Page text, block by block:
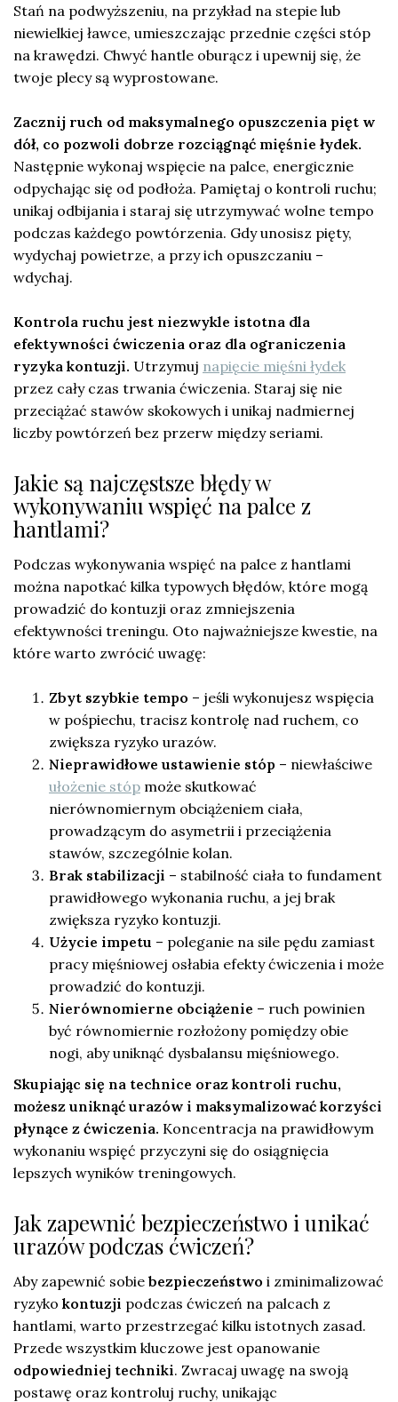
Stań na podwyższeniu, na przykład na stepie lub
niewielkiej ławce, umieszczając przednie części stóp
na krawędzi. Chwyć hantle oburącz i upewnij się, że
twoje plecy są wyprostowane.
Zacznij ruch od maksymalnego opuszczenia pięt w
dół, co pozwoli dobrze rozciągnąć mięśnie łydek.
Następnie wykonaj wspięcie na palce, energicznie
odpychając się od podłoża. Pamiętaj o kontroli ruchu;
unikaj odbijania i staraj się utrzymywać wolne tempo
podczas każdego powtórzenia. Gdy unosisz pięty,
wydychaj powietrze, a przy ich opuszczaniu –
wdychaj.
Kontrola ruchu jest niezwykle istotna dla
efektywności ćwiczenia oraz dla ograniczenia
ryzyka kontuzji. Utrzymuj napięcie mięśni łydek
przez cały czas trwania ćwiczenia. Staraj się nie
przeciążać stawów skokowych i unikaj nadmiernej
liczby powtórzeń bez przerw między seriami.
Jakie są najczęstsze błędy w
wykonywaniu wspięć na palce z
hantlami?
Podczas wykonywania wspięć na palce z hantlami
można napotkać kilka typowych błędów, które mogą
prowadzić do kontuzji oraz zmniejszenia
efektywności treningu. Oto najważniejsze kwestie, na
które warto zwrócić uwagę:
Zbyt szybkie tempo – jeśli wykonujesz wspięcia
w pośpiechu, tracisz kontrolę nad ruchem, co
zwiększa ryzyko urazów.
Nieprawidłowe ustawienie stóp – niewłaściwe
ułożenie stóp może skutkować
nierównomiernym obciążeniem ciała,
prowadzącym do asymetrii i przeciążenia
stawów, szczególnie kolan.
Brak stabilizacji – stabilność ciała to fundament
prawidłowego wykonania ruchu, a jej brak
zwiększa ryzyko kontuzji.
Użycie impetu – poleganie na sile pędu zamiast
pracy mięśniowej osłabia efekty ćwiczenia i może
prowadzić do kontuzji.
Nierównomierne obciążenie – ruch powinien
być równomiernie rozłożony pomiędzy obie
nogi, aby uniknąć dysbalansu mięśniowego.
Skupiając się na technice oraz kontroli ruchu,
możesz uniknąć urazów i maksymalizować korzyści
płynące z ćwiczenia. Koncentracja na prawidłowym
wykonaniu wspięć przyczyni się do osiągnięcia
lepszych wyników treningowych.
Jak zapewnić bezpieczeństwo i unikać
urazów podczas ćwiczeń?
Aby zapewnić sobie bezpieczeństwo i zminimalizować
ryzyko kontuzji podczas ćwiczeń na palcach z
hantlami, warto przestrzegać kilku istotnych zasad.
Przede wszystkim kluczowe jest opanowanie
odpowiedniej techniki. Zwracaj uwagę na swoją
postawę oraz kontroluj ruchy, unikając